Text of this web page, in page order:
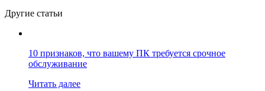
Другие статьи
10 признаков, что вашему ПК требуется срочное
обслуживание
Читать далее